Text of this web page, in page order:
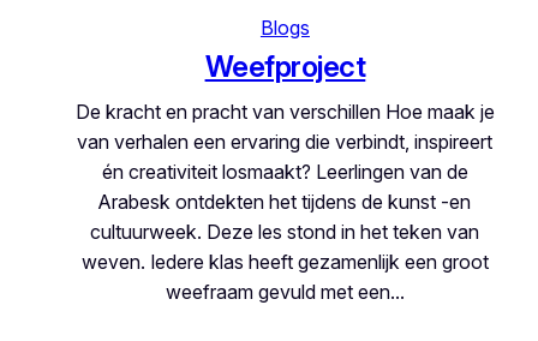
Blogs
Weefproject
De kracht en pracht van verschillen Hoe maak je
van verhalen een ervaring die verbindt, inspireert
én creativiteit losmaakt? Leerlingen van de
Arabesk ontdekten het tijdens de kunst -en
cultuurweek. Deze les stond in het teken van
weven. Iedere klas heeft gezamenlijk een groot
weefraam gevuld met een…